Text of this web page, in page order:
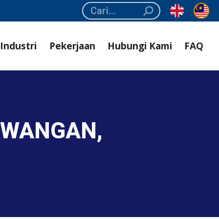
Search:
Industri Pekerjaan Hubungi Kami FAQ